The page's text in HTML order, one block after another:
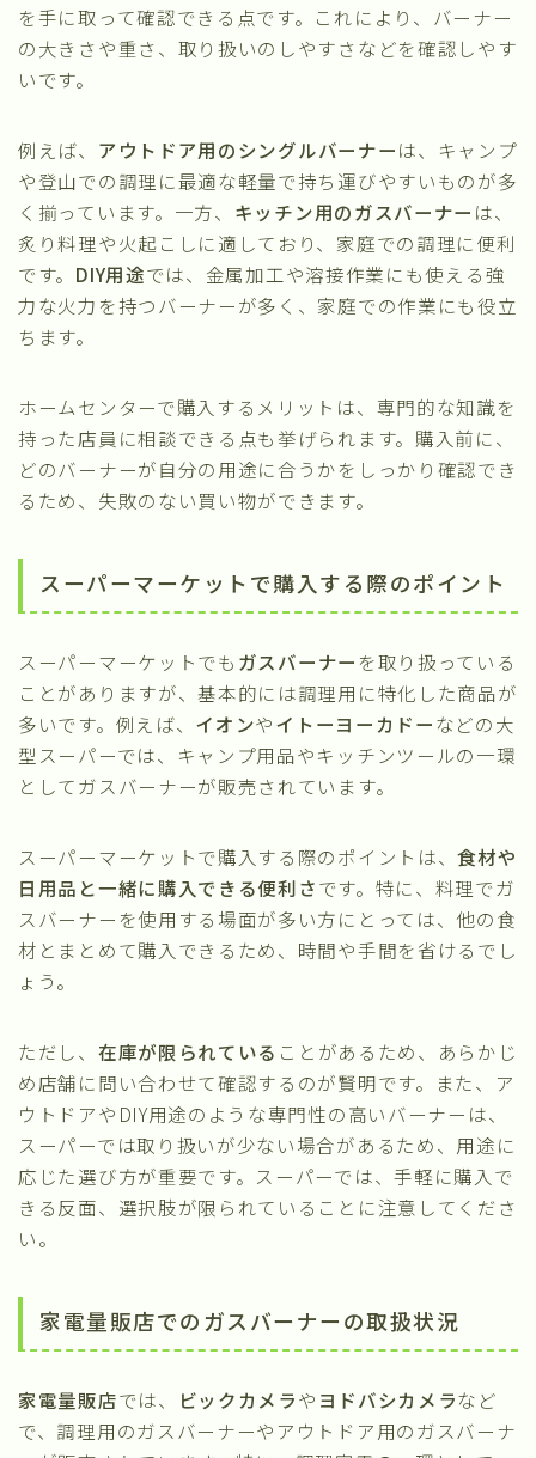
を手に取って確認できる点です。これにより、バーナー
の大きさや重さ、取り扱いのしやすさなどを確認しやす
いです。
例えば、 アウトドア用のシングルバーナーは、キャンプ
や登山での調理に最適な軽量で持ち運びやすいものが多
く揃っています。一方、 キッチン用のガスバーナー は、
炙り料理や火起こしに適しており、家庭での調理に便利
です。 DIY用途では、金属加工や溶接作業にも使える強
力な火力を持つバーナーが多く、家庭での作業にも役立
ちます。
ホームセンターで購入するメリットは、専門的な知識を
持った店員に相談できる点も挙げられます。購入前に、
どのバーナーが自分の用途に合うかをしっかり確認でき
るため、失敗のない買い物ができます。
スーパーマーケットで購入する際のポイント
スーパーマーケットでも ガスバーナー を取り扱っている
ことがありますが、基本的には調理用に特化した商品が
多いです。例えば、 イオンやイトーヨーカドーなどの大
型スーパーでは、キャンプ用品やキッチンツールの一環
としてガスバーナーが販売されています。
スーパーマーケットで購入する際のポイントは、食材や
日用品と一緒に購入できる便利さです。特に、料理でガ
スバーナーを使用する場面が多い方にとっては、他の食
材とまとめて購入できるため、時間や手間を省けるでし
ょう。
ただし、 在庫が限られている ことがあるため、あらかじ
め店舗に問い合わせて確認するのが賢明です。また、ア
ウトドアやDIY用途のような専門性の高いバーナーは、
スーパーでは取り扱いが少ない場合があるため、用途に
応じた選び方が重要です。スーパーでは、手軽に購入で
きる反面、選択肢が限られていることに注意してくださ
い。
家電量販店でのガスバーナーの取扱状況
家電量販店では、 ビックカメラや ヨドバシカメラなど
で、調理用のガスバーナーやアウトドア用のガスバーナ